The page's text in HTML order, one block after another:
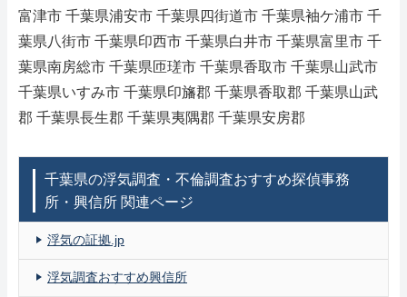
富津市 千葉県浦安市 千葉県四街道市 千葉県袖ケ浦市 千
葉県八街市 千葉県印西市 千葉県白井市 千葉県富里市 千
葉県南房総市 千葉県匝瑳市 千葉県香取市 千葉県山武市
千葉県いすみ市 千葉県印旛郡 千葉県香取郡 千葉県山武
郡 千葉県長生郡 千葉県夷隅郡 千葉県安房郡
千葉県の浮気調査・不倫調査おすすめ探偵事務
所・興信所 関連ページ
浮気の証拠.jp
浮気調査おすすめ興信所